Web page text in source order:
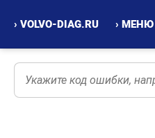
› VOLVO-DIAG.RU › МЕНЮ